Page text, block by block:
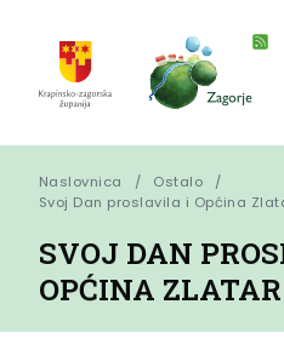
Naslovnica
Ostalo
Svoj Dan proslavila i Općina
SVOJ DAN
OPĆINA